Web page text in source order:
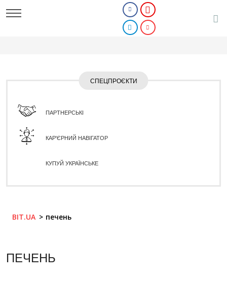
СПЕЦПРОЄКТИ
ПАРТНЕРСЬКІ
КАР'ЄРНИЙ НАВІГАТОР
КУПУЙ УКРАЇНСЬКЕ
BIT.UA печень
ПЕЧЕНЬ